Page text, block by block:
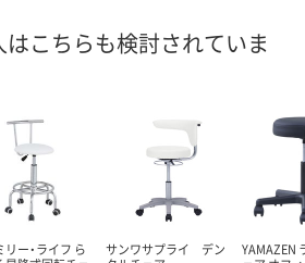
こちらも検討されていま
リー・ライフ ら
サンワサプライ デン
YAMAZEN